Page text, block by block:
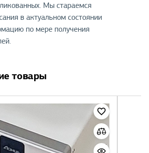
Мы стараемся
в актуальном состоянии
по мере получения
товары